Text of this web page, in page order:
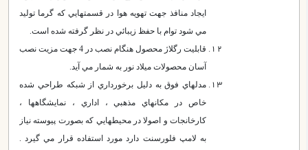
ايجاد منافذ جهت تهويه هوا در قسمتهايي كه گرما توليد
مي شود توام با حفظ زيبائي در نظر گرفته شده است.
قابليت رگلاژ محصول هنگام نصب در 4 جهت مزيت نصب
آسان محصولات ميلاد نور به شمار مي آيد.
مدلهاي فوق به دليل برخورداري از شبكه طراحي شده
خاص در مكانهاي مذهبي ، اداري ، نمايشگاهها ،
كارخانجات و اصولا در محيطهايي كه بصورت پيوسته نياز
به لامپ فلورسنت دارد مورد استفاده قرار مي گيرد .